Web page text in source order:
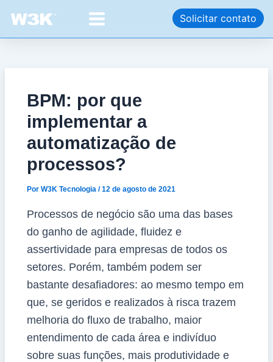
para
o
Main
Menu
Solicitar contato
BPM: por que
implementar a
automatização de
processos?
Por W3K Tecnologia /12 de agosto de 2021
Processos de negócio são uma das bases
do ganho de agilidade, fluidez e
assertividade para empresas de todos os
setores. Porém, também podem ser
bastante desafiadores: ao mesmo tempo em
que, se geridos e realizados à risca trazem
melhoria do fluxo de trabalho, maior
entendimento de cada área e indivíduo
sobre suas funções, mais produtividade e
navigation